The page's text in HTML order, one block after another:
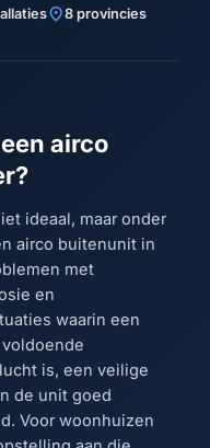
location_on8 provincies
airco
ideaal, maar onder
airco buitenunit in
met
en
waarin een
is, een veilige
de unit goed
Voor woonhuizen